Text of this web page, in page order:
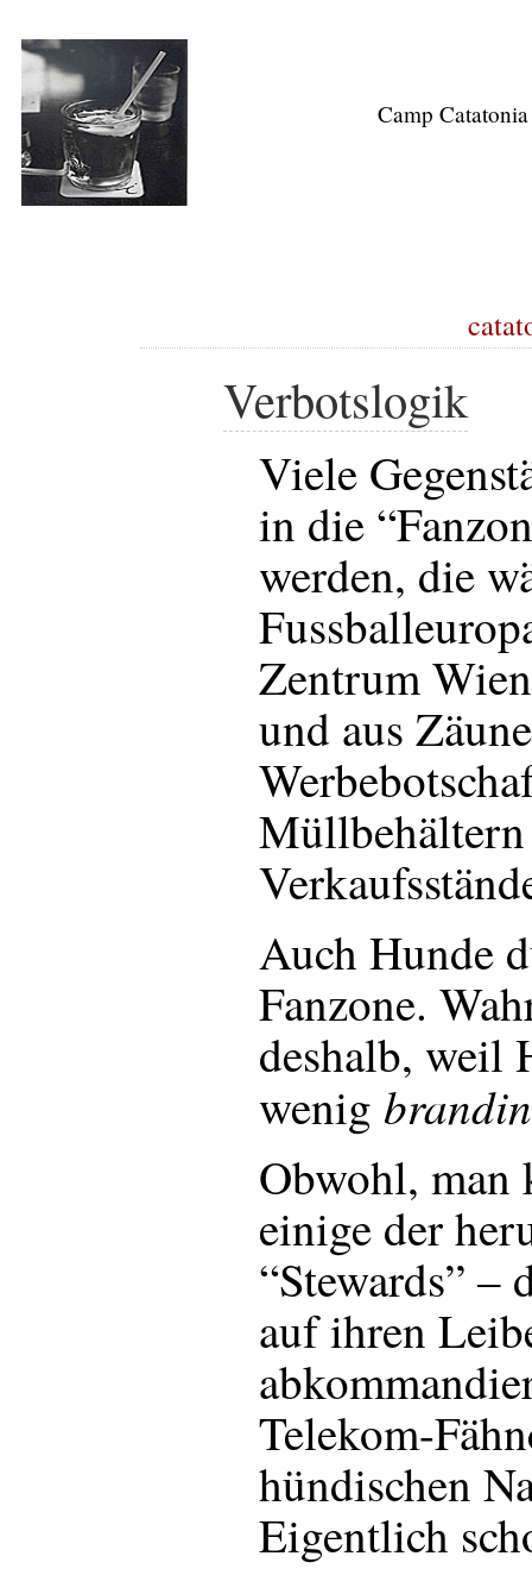
Camp Catatonia
Verbotslogik
Viele
in die
werden, die
Zentrum
und aus
Auch Hunde
Fanzone.
deshalb, weil
wenig
Obwohl, man
einige der
“Stewards” –
auf ihren
Telekom-
hündischen
Eigentlich